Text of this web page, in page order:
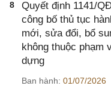
8
Quyết định 1141/
công bố thủ tục
mới, sửa đổi, bổ
không thuộc phạm
dựng
Ban hành: 01/07/2026